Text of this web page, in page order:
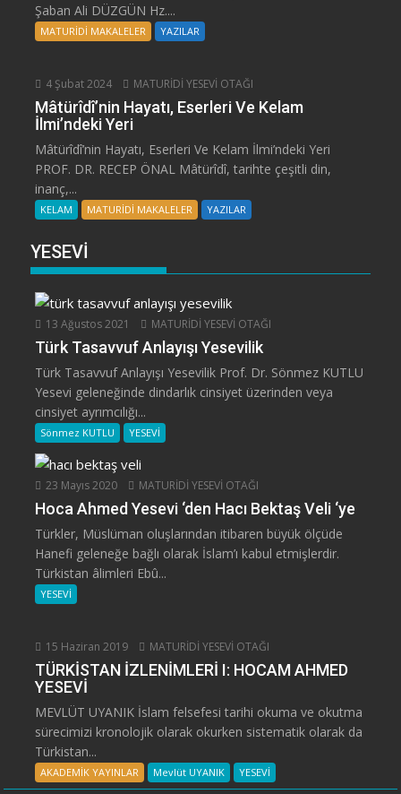
Şaban Ali DÜZGÜN Hz....
MATURİDİ MAKALELER YAZILAR
4 Şubat 2024 MATURİDİ YESEVİ OTAĞI
Mâtürîdî’nin Hayatı, Eserleri Ve Kelam
İlmi’ndeki Yeri
Mâtürîdî’nin Hayatı, Eserleri Ve Kelam İlmi’ndeki Yeri
PROF. DR. RECEP ÖNAL Mâtürîdî, tarihte çeşitli din,
inanç,...
KELAM MATURİDİ MAKALELER YAZILAR
YESEVİ
13 Ağustos 2021 MATURİDİ YESEVİ OTAĞI
Türk Tasavvuf Anlayışı Yesevilik
Türk Tasavvuf Anlayışı Yesevilik Prof. Dr. Sönmez KUTLU
Yesevi geleneğinde dindarlık cinsiyet üzerinden veya
cinsiyet ayrımcılığı...
Sönmez KUTLU YESEVİ
23 Mayıs 2020 MATURİDİ YESEVİ OTAĞI
Hoca Ahmed Yesevi ‘den Hacı Bektaş Veli ‘ye
Türkler, Müslüman oluşlarından itibaren büyük ölçüde
Hanefi geleneğe bağlı olarak İslam’ı kabul etmişlerdir.
Türkistan âlimleri Ebû...
YESEVİ
15 Haziran 2019 MATURİDİ YESEVİ OTAĞI
TÜRKİSTAN İZLENİMLERİ I: HOCAM AHMED
YESEVİ
MEVLÜT UYANIK İslam felsefesi tarihi okuma ve okutma
sürecimizi kronolojik olarak okurken sistematik olarak da
Türkistan...
AKADEMİK YAYINLAR Mevlüt UYANIK YESEVİ